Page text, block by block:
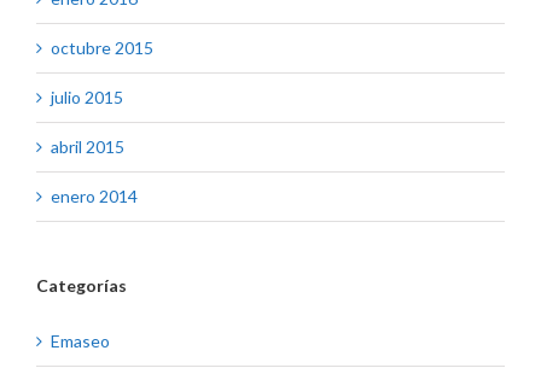
octubre 2015
julio 2015
abril 2015
enero 2014
Categorías
Emaseo